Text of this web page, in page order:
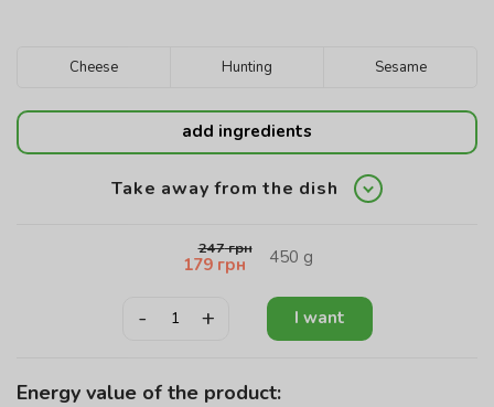
Cheese Hunting Sesame
add ingredients
Take away from the dish
247грн
179грн 450 g
- + I want
Energy value of the product: